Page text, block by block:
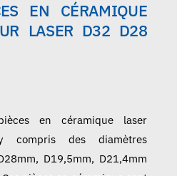
EN CÉRAMIQUE
LASER D32 D28
en céramique laser
compris des diamètres
D19,5mm, D21,4mm